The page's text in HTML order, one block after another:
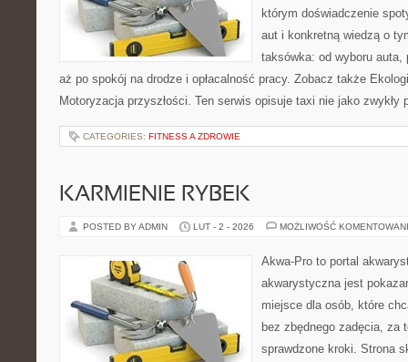
którym doświadczenie
aut i konkretną wiedzą o
taksówka: od wyboru
aż po spokój na drodze i opłacalność pracy. Zobacz także
Motoryzacja przyszłości. Ten serwis opisuje taxi nie jako
CATEGORIES: FITNESS A ZDROWIE
KARMIENIE RYBEK
POSTED BY ADMIN LUT - 2 - 2026 MOŻLIWOŚĆ
Akwa-Pro to portal
akwarystyczna jest
miejsce dla osób, które
bez zbędnego zadęcia, za
sprawdzone kroki. Strona